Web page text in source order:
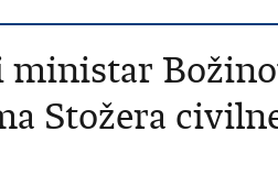
ministar
Stožera